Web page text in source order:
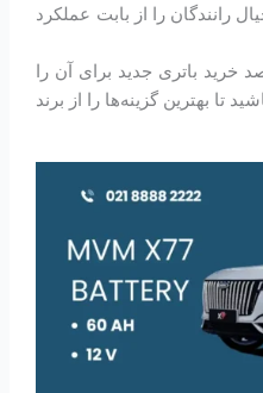
را از بابت عملکرد
خرید باتری جدید برای آن را
تا بهترین گزینه‌ها را از برند